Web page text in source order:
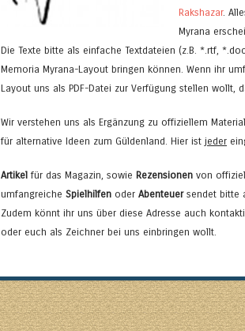
Rakshazar.
Myrana
Die Texte bitte als einfache Textdateien (z.B. *.rtf,
Memoria Myrana-Layout bringen können. Wenn ihr
Layout uns als PDF-Datei zur Verfügung stellen wollt,
Wir verstehen uns als Ergänzung zu offiziellem
für alternative Ideen zum Güldenland. Hier ist jeder
Artikel für das Magazin, sowie Rezensionen von
umfangreiche Spielhilfen oder Abenteuersendet bitte
Zudem könnt ihr uns über diese Adresse auch
oder euch als Zeichner bei uns einbringen wollt.